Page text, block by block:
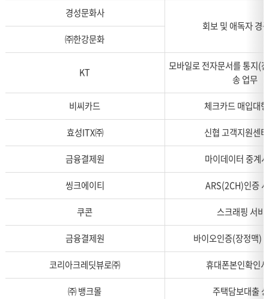
리
무
위
현
을
명
는
경성문화사
회보 및 애독자 경
㈜한강문화
KT
모바일로 전자문서를 통지(
송 업무
비씨카드
체크카드 매입대
효성ITX㈜
신협 고객지원센
금융결제원
마이데이터 중계
씽크에이티
ARS(2CH)인증
쿠콘
스크래핑 서비
금융결제원
바이오인증(장정맥)
코리아크레딧뷰로㈜
휴대폰본인확인
㈜ 뱅크몰
주택담보대출